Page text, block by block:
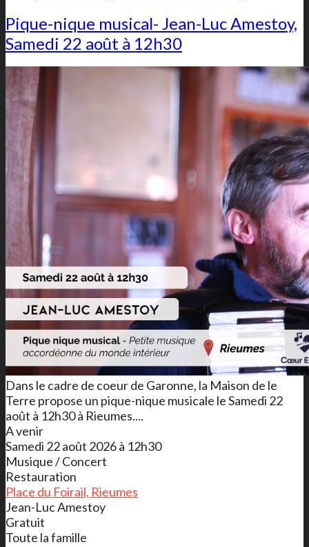
Pique-nique musical- Jean-Luc Amestoy,
Samedi 22 août à 12h30
Dans le cadre de coeur de Garonne, la Maison de le
Terre propose un pique-nique musicale le Samedi 22
août à 12h30 à Rieumes....
A venir
Samedi 22 août 2026 à 12h30
Musique / Concert
Restauration
Place du Foirail, Rieumes
Jean-Luc Amestoy
Gratuit
Toute la famille